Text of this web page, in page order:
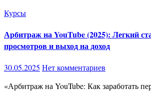
Курсы
Арбитраж на YouTube (2025): Легкий
просмотров и выход на доход
30.05.2025 Нет комментариев
«Арбитраж на YouTube: Как заработать первые 500